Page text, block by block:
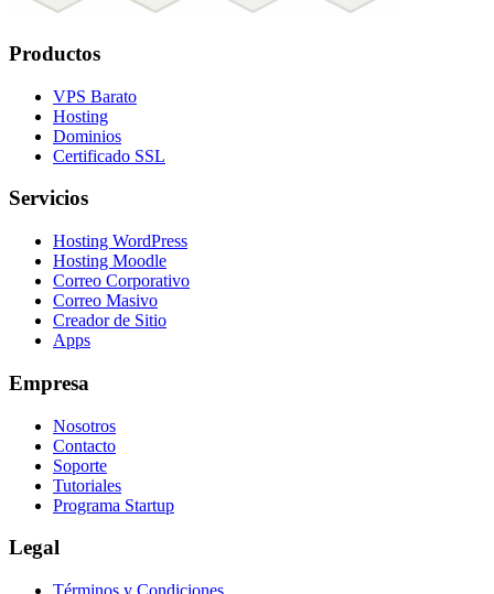
Productos
VPS Barato
Hosting
Dominios
Certificado SSL
Servicios
Hosting WordPress
Hosting Moodle
Correo Corporativo
Correo Masivo
Creador de Sitio
Apps
Empresa
Nosotros
Contacto
Soporte
Tutoriales
Programa Startup
Legal
Términos y Condiciones